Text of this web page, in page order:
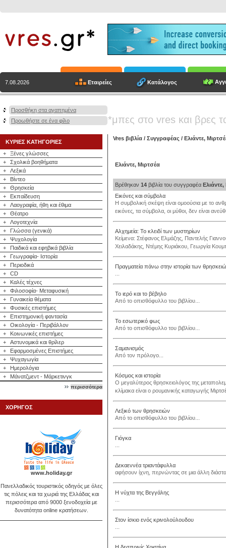
7.08.2026 Εταιρείες Κατάλογος
Προσθήκη στα αγαπημένα
Προωθήστε σε ένα φίλο
*μπες στο vres και βρες
ΚΥΡΙΕΣ ΚΑΤΗΓΟΡΙΕΣ
+
Ξένες γλώσσες
+
Σχολικά βοηθήματα
+
Λεξικά
+
Βίντεο
+
Θρησκεία
+
Εκπαίδευση
+
Λαογραφία, ήθη και έθιμα
+
Θέατρο
+
Λογοτεχνία
+
Γλώσσα (γενικά)
+
Ψυχολογία
+
Παιδικά και εφηβικά βιβλία
+
Γεωγραφία- Ιστορία
+
Περιοδικά
+
CD
+
Καλές τέχνες
+
Φιλοσοφία- Μεταφυσική
+
Γυναικεία θέματα
+
Φυσικές επιστήμες
+
Επιστημονική φαντασία
+
Οικολογία - Περιβάλλον
+
Κοινωνικές επιστήμες
+
Αστυνομικά και θρίλερ
+
Εφαρμοσμένες Επιστήμες
+
Ψυχαγωγία
+
Ημερολόγια
+
Μάνατζμεντ - Μάρκετινγκ
περισσότερα
ΧΟΡΗΓΟΣ
www.holiday.gr
Πανελλαδικός τουριστικός οδηγός με όλες
τις πόλεις και τα χωριά της Ελλάδας και
περισσότερα από 9000 ξενοδοχεία με
δυνατότητα online κρατήσεων.
Vres βιβλία / Συγγραφέας / Ελιάντε,
Ελιάντε, Μιρτσέα
Βρέθηκαν 14 βιβλία του συγγραφέα
Εικόνες και σύμβολα
Η συμβολική σκέψη είναι ομοούσια με το
εικόνες, τα σύμβολα, οι μύθοι, δεν είναι
Αλχημεία: Το κλειδί των μυστηρίων
Κείμενα: Στέφανος Ελμάζης, Παντελής
Χειλαδάκης, Ντέμης Κυριάκου, Γεωργία
Πραγματεία πάνω στην ιστορία των
Το ιερό και το βέβηλο
Από το οπισθόφυλλο του βιβλίου...
Το εσωτερικό φως
Από το οπισθόφυλλο του βιβλίου...
Σαμανισμός
Από τον πρόλογο...
Κόσμος και ιστορία
Ο μεγαλύτερος θρησκειολόγος της
κλίμακα είναι ο ρουμανικής καταγωγής
Λεξικό των θρησκειών
Από το οπισθόφυλλο του βιβλίου...
Γιόγκα
Δεκαεννέα τριαντάφυλλα
αφήσουν ίχνη, περνώντας σε μια άλλη
Η νύχτα της Βεγγάλης
Στον ίσκιο ενός κρινολούλουδου